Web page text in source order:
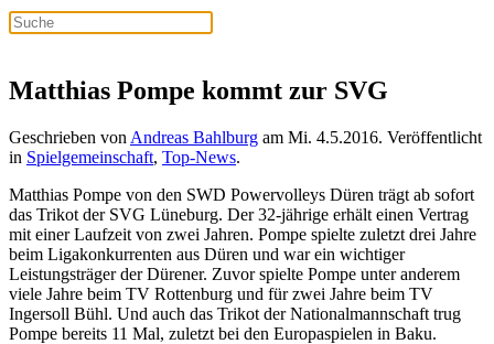
Matthias Pompe kommt zur SVG
Geschrieben von Andreas Bahlburg am Mi. 4.5.2016. Veröffentlicht
in Spielgemeinschaft, Top-News.
Matthias Pompe von den SWD Powervolleys Düren trägt ab sofort
das Trikot der SVG Lüneburg. Der 32-jährige erhält einen Vertrag
mit einer Laufzeit von zwei Jahren. Pompe spielte zuletzt drei Jahre
beim Ligakonkurrenten aus Düren und war ein wichtiger
Leistungsträger der Dürener. Zuvor spielte Pompe unter anderem
viele Jahre beim TV Rottenburg und für zwei Jahre beim TV
Ingersoll Bühl. Und auch das Trikot der Nationalmannschaft trug
Pompe bereits 11 Mal, zuletzt bei den Europaspielen in Baku.